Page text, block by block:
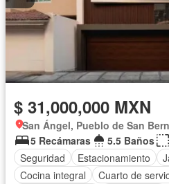
$ 31,000,000 MXN
San Ángel, Pueblo de San
5 Recámaras
5.5 Baños
Seguridad
Estacionamiento
Cocina integral
Cuarto de